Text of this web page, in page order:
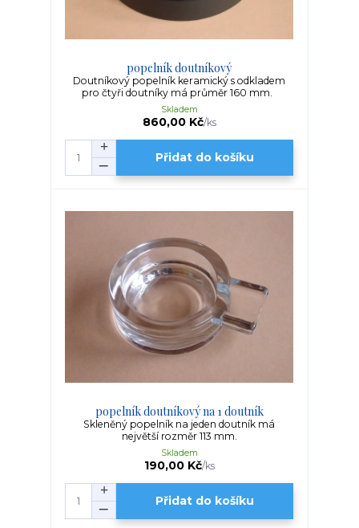
popelník doutníkový
Doutníkový popelník keramický s odkladem
pro čtyři doutníky má průměr 160 mm.
860,00 Kč/ks
Skladem
Přidat do košíku
popelník doutníkový na 1 doutník
Skleněný popelník na jeden doutník má
největší rozměr 113 mm.
190,00 Kč/ks
Skladem
Přidat do košíku